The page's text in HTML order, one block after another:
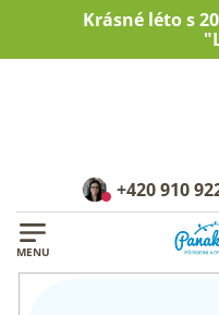
Krásné léto s
+420 910